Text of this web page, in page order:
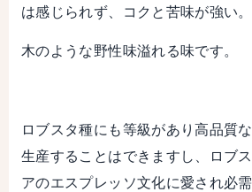
は感じられず、コクと苦味が強い。
木のような野性味溢れる味です。
ロブスタ種にも等級があり高品質
生産することはできますし、ロブ
アのエスプレッソ文化に愛され必